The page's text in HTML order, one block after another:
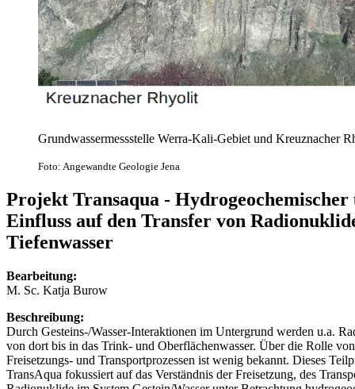
Grundwassermessstelle Werra-Kali-Gebiet und Kreuznacher
Foto: Angewandte Geologie Jena
Projekt Transaqua -
Einfluss auf den Transfer von
Tiefenwasser
Bearbeitung:
M. Sc. Katja Burow
Beschreibung:
Durch Gesteins-/Wasser-Interaktionen im Untergrund werden u.a.
von dort bis in das Trink- und Oberflächenwasser. Über die Rolle
Freisetzungs- und Transportprozessen ist wenig bekannt. Dieses
TransAqua fokussiert auf das Verständnis der Freisetzung, des